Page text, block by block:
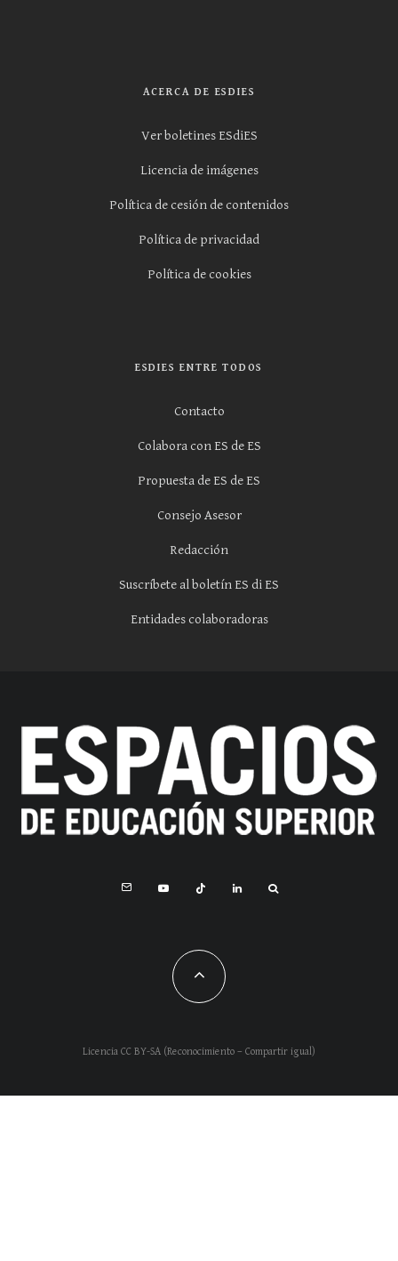
ACERCA DE ESDIES
Ver boletines ESdiES
Licencia de imágenes
Política de cesión de contenidos
Política de privacidad
Política de cookies
ESDIES ENTRE TODOS
Contacto
Colabora con ES de ES
Propuesta de ES de ES
Consejo Asesor
Redacción
Suscríbete al boletín ES di ES
Entidades colaboradoras
Licencia CC BY-SA (Reconocimiento – Compartir igual)